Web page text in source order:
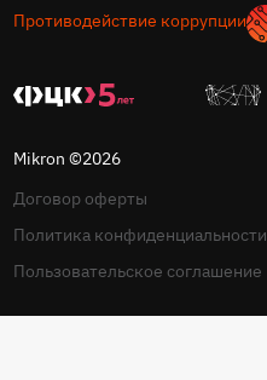
Противодействие коррупции
Mikron ©2026
Договор оферты
Политика конфиденциальности
Пользовательское соглашение